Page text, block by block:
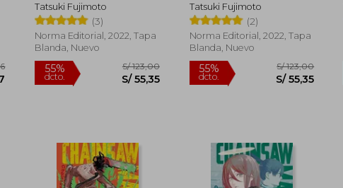
Tatsuki Fujimoto
(3)
Norma Editorial, 2022, Tapa
Blanda, Nuevo
Tatsuki Fujimoto
(2)
Norma Editorial, 2022, Tapa
Blanda, Nuevo